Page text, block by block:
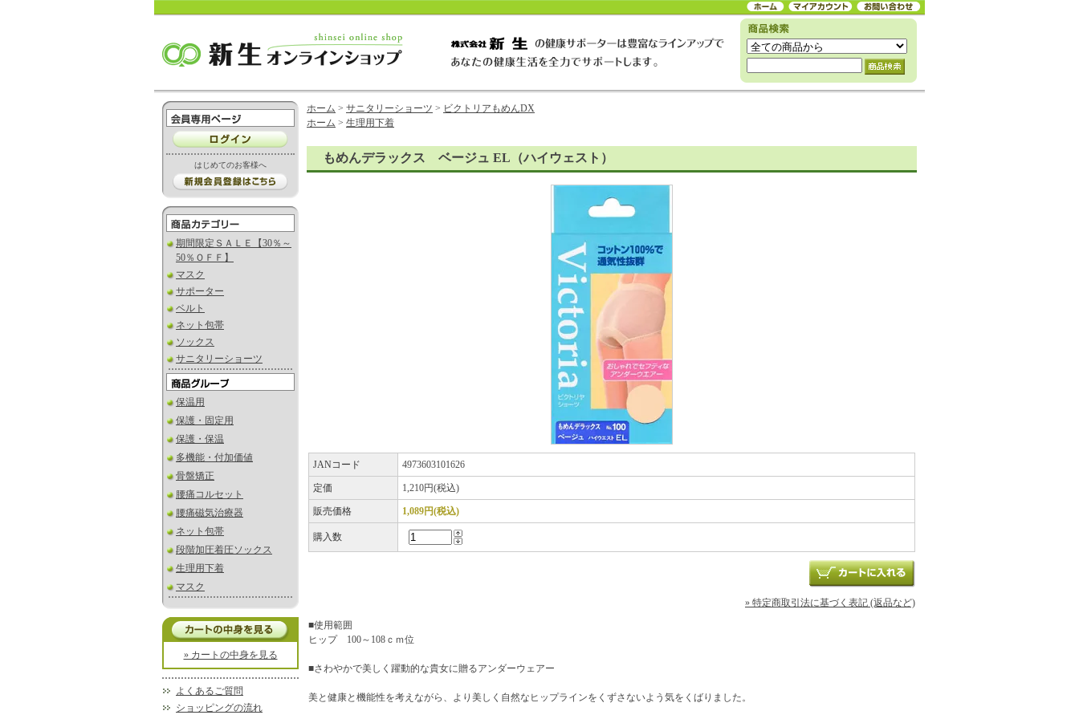
はじめてのお客様へ
期間限定ＳＡＬＥ【30％～
50％ＯＦＦ】
マスク
サポーター
ベルト
ネット包帯
ソックス
サニタリーショーツ
保温用
保護・固定用
保護・保温
多機能・付加価値
骨盤矯正
腰痛コルセット
腰痛磁気治療器
ネット包帯
段階加圧着圧ソックス
生理用下着
マスク
» カートの中身を見る
よくあるご質問
ショッピングの流れ
ホーム > サニタリーショーツ > ビクトリアもめんDX
ホーム > 生理用下着
もめんデラックス ベージュ EL（ハイウェスト）
JANコード 4973603101626
定価 1,210円(税込)
販売価格 1,089円(税込)
購入数
» 特定商取引法に基づく表記 (返品など)
■使用範囲
ヒップ 100～108ｃｍ位
■さわやかで美しく躍動的な貴女に贈るアンダーウェアー
美と健康と機能性を考えながら、より美しく自然なヒップラインをくずさないよう気をくばりました。